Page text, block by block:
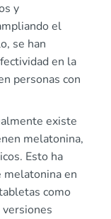
y
el
se han
en la
personas con
existe
melatonina,
Esto ha
melatonina en
como